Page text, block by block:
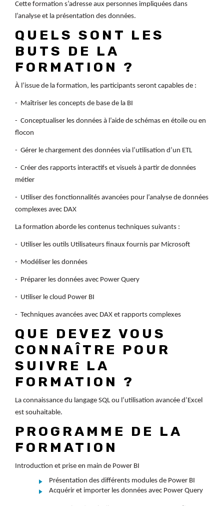
Cette formation s’adresse aux personnes impliquées dans
l’analyse et la présentation des données.
QUELS SONT LES
BUTS DE LA
FORMATION ?
À l’issue de la formation, les participants seront capables de :
- Maîtriser les concepts de base de la BI
- Conceptualiser les données à l’aide de schémas en étoile ou en
flocon
- Gérer le chargement des données via l’utilisation d’un ETL
- Créer des rapports interactifs et visuels à partir de données
métier
- Utiliser des fonctionnalités avancées pour l’analyse de données
complexes avec DAX
La formation aborde les contenus techniques suivants :
- Utiliser les outils Utilisateurs finaux fournis par Microsoft
- Modéliser les données
- Préparer les données avec Power Query
- Utiliser le cloud Power BI
- Techniques avancées avec DAX et rapports complexes
QUE DEVEZ VOUS
CONNAÎTRE POUR
SUIVRE LA
FORMATION ?
La connaissance du langage SQL ou l’utilisation avancée d’Excel
est souhaitable.
PROGRAMME DE LA
FORMATION
Introduction et prise en main de Power BI
Présentation des différents modules de Power BI
Acquérir et importer les données avec Power Query